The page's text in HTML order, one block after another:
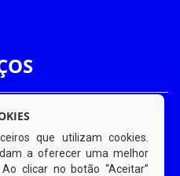
que utilizam cookies.
a oferecer uma melhor
clicar no botão “Aceitar”